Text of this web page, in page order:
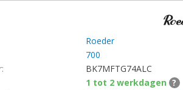
Roeder
700
BK7MFTG74ALC
1 tot 2 werkdagen ?